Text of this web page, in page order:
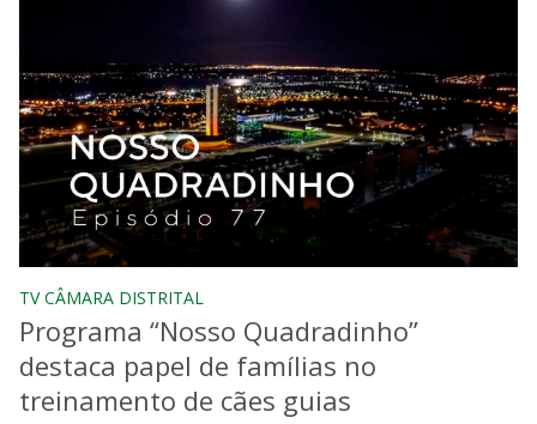
TV CÂMARA DISTRITAL
Programa “Nosso Quadradinho”
destaca papel de famílias no
treinamento de cães guias